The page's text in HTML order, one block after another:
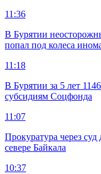
11:36
В Бурятии
попал под колеса
11:18
В Бурятии за 5 лет
субсидиям Соцфонда
11:07
Прокуратура через
севере Байкала
10:37